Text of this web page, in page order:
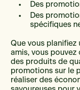
Des
Des
spécifiques
Que vous planifiez
amis, vous
des produits de
promotions sur le
réaliser des